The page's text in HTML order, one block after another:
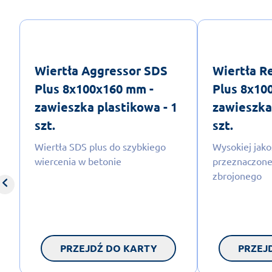
Wiertła Aggressor SDS
Plus 8x100x160 mm -
zawieszka plastikowa - 1
szt.
Wiertła SDS plus do szybkiego
wiercenia w betonie
PRZEJDŹ DO KARTY
Wiertła
Plus
szt.
Wysokiej
zbrojonego